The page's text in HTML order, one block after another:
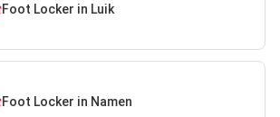
Foot Locker in Luik
Foot Locker in Namen